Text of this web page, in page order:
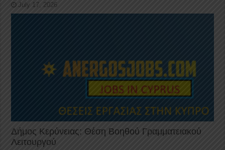
July 17, 2026
Δήμος Κερύνειας: Θέση Βοηθού Γραμματειακού
Λειτουργού